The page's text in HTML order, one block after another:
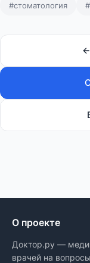
#стоматология
О проекте
Доктор.ру —
врачей на